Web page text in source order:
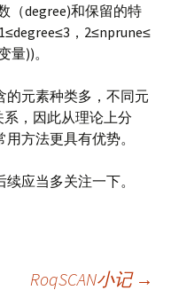
（degree)和保留的特
，2≤nprune≤
量))。
的元素种类多，不同元
，因此从理论上分
方法更具有优势。
应当多关注一下。
RoqSCAN小记 →